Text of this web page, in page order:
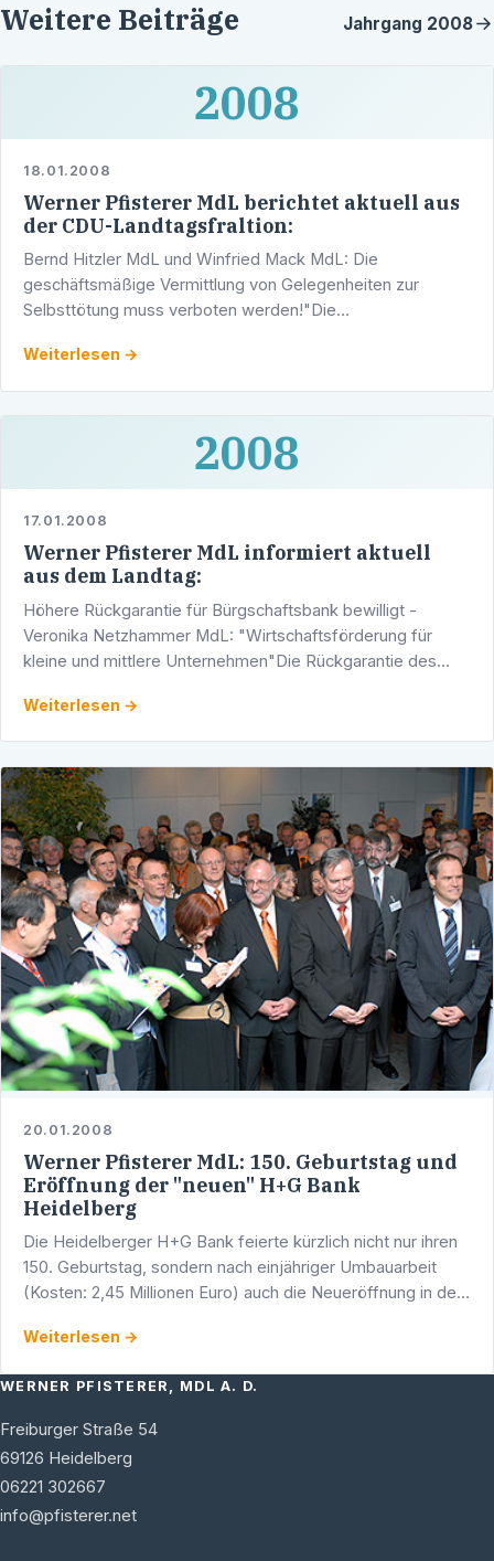
Weitere Beiträge Jahrgang 2008
2008
18.01.2008
Werner Pfisterer MdL berichtet aktuell aus
der CDU-Landtagsfraltion:
Bernd Hitzler MdL und Winfried Mack MdL: Die
geschäftsmäßige Vermittlung von Gelegenheiten zur
Selbsttötung muss verboten werden!"Die
Selbsttötung widerspricht dem …
Weiterlesen →
2008
17.01.2008
Werner Pfisterer MdL informiert aktuell
aus dem Landtag:
Höhere Rückgarantie für Bürgschaftsbank bewilligt -
Veronika Netzhammer MdL: "Wirtschaftsförderung für
kleine und mittlere Unternehmen"Die Rückgarantie des
um rund …
Weiterlesen →
20.01.2008
Werner Pfisterer MdL: 150. Geburtstag und
Eröffnung der "neuen" H+G Bank
Heidelberg
Die Heidelberger H+G Bank feierte kürzlich nicht nur ihren
150. Geburtstag, sondern nach einjähriger Umbauarbeit
(Kosten: 2,45 Millionen Euro) auch die Neueröffnung in der
Weiterlesen →
WERNER PFISTERER, MDL A. D.
Freiburger Straße 54
69126 Heidelberg
06221 302667
info@pfisterer.net